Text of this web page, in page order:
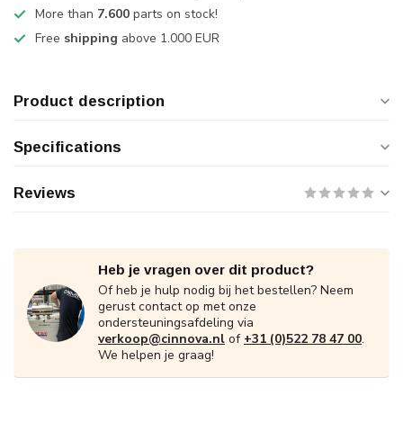
More than 7.600 parts on stock!
Free shipping above 1.000 EUR
Product description
Specifications
Reviews
Heb je vragen over dit product?
Of heb je hulp nodig bij het bestellen? Neem
gerust contact op met onze
ondersteuningsafdeling via
verkoop@cinnova.nl of +31 (0)522 78 47 00.
We helpen je graag!